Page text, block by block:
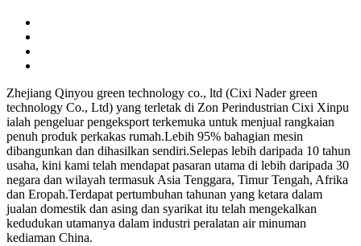
Zhejiang Qinyou green technology co., ltd (Cixi Nader green
technology Co., Ltd) yang terletak di Zon Perindustrian Cixi Xinpu
ialah pengeluar pengeksport terkemuka untuk menjual rangkaian
penuh produk perkakas rumah.Lebih 95% bahagian mesin
dibangunkan dan dihasilkan sendiri.Selepas lebih daripada 10 tahun
usaha, kini kami telah mendapat pasaran utama di lebih daripada 30
negara dan wilayah termasuk Asia Tenggara, Timur Tengah, Afrika
dan Eropah.Terdapat pertumbuhan tahunan yang ketara dalam
jualan domestik dan asing dan syarikat itu telah mengekalkan
kedudukan utamanya dalam industri peralatan air minuman
kediaman China.